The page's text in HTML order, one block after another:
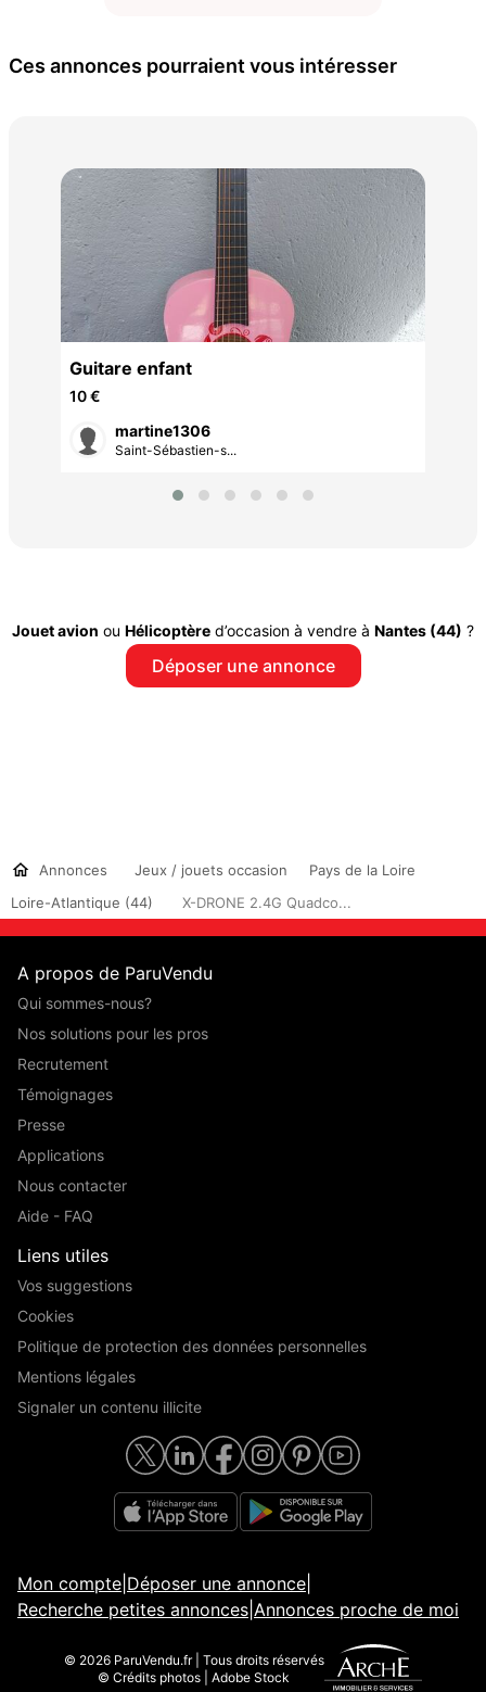
Ces annonces pourraient vous intéresser
Guitare enfant
10 €
martine1306
Saint-Sébastien-s...
Jouet avion ou Hélicoptère d’occasion à vendre à Nantes (44) ?
Déposer une annonce
Annonces Jeux / jouets occasion
Pays de la Loire
Loire-Atlantique (44)
X-DRONE 2.4G Quadco...
A propos de ParuVendu
Qui sommes-nous?
Nos solutions pour les pros
Recrutement
Témoignages
Presse
Applications
Nous contacter
Aide - FAQ
Liens utiles
Vos suggestions
Cookies
Politique de protection des données personnelles
Mentions légales
Signaler un contenu illicite
Mon compte Déposer une annonce
Recherche petites annonces Annonces proche de moi
© 2026 ParuVendu.fr | Tous droits réservés
© Crédits photos | Adobe Stock